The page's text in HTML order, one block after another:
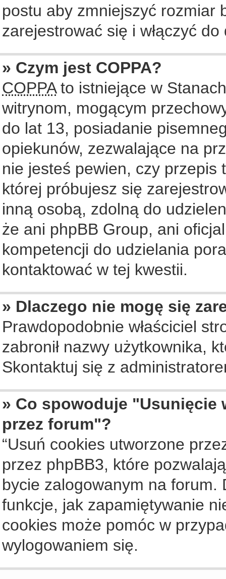
postu aby zmniejszyć rozmiar
zarejestrować się i włączyć
» Czym jest COPPA?
COPPAto istniejące w
witrynom, mogącym
do lat 13, posiadanie
opiekunów, zezwalające na
nie jesteś pewien, czy przepis
której próbujesz się
inną osobą, zdolną do
że ani phpBB Group, ani
kompetencji do udzielania
kontaktować w tej kwestii.
» Dlaczego nie mogę się
Prawdopodobnie właściciel
zabronił nazwy użytkownika,
Skontaktuj się z
» Co spowoduje
przez forum"?
“Usuń cookies utworzone
przez phpBB3, które
bycie zalogowanym na forum.
funkcje, jak zapamiętywanie
cookies może pomóc w
wylogowaniem się.